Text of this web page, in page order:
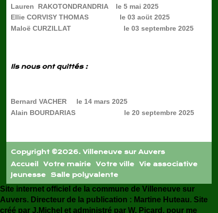
Lauren RAKOTONDRANDRIA le 5 mai 2025
Ellie CORVISY THOMAS le 03 aoüt 2025
Maloë CURZILLAT le 03 septembre 2025
Ils nous ont quittés :
Bernard VACHER le 14 mars 2025
Alain BOURDARIAS le 20 septembre 2025
Copyright ©2026. Villeneuve sur Auvers
Accueil
Votre mairie Votre ville
Vie associative
Jeunesse
Salle polyvalente
Site internet officiel de la commune de Villeneuve sur
Auvers. Directeur de la publication : Martine Huteau. Site
créé par J.Michel et administré par W. Picard, pour me